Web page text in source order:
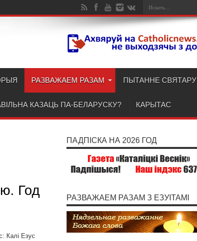
РАЗВАЖАЕМ РАЗАМ ПЫТАННЕ СВЯТАРУ
КАЗАЦЬ ПА-БЕЛАРУСКУ? КАРЫТАС
Год
Калі Езус
ПАДПІСКА НА 2026 ГОД
РАЗВАЖАЕМ РАЗАМ З ЕЗУІТАМІ